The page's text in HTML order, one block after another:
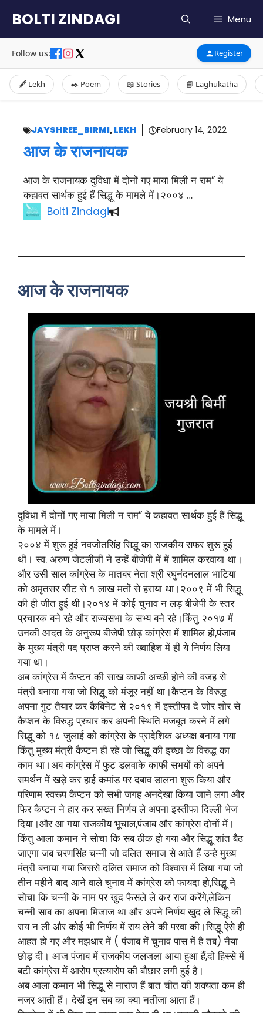
content
BOLTI ZINDAGI Menu
Follow us: Register
🖋️ Lekh ✒️ Poem 📖 Stories 📘 Laghukatha
JAYSHREE_BIRMI, LEKH February 14, 2022
आज के राजनायक
आज के राजनायक दुविधा में दोनों गए माया मिली न राम” ये
कहावत सार्थक हुई हैं सिद्धू के मामले में।२००४ …
Bolti Zindagi
आज के राजनायक
दुविधा में दोनों गए माया मिली न राम” ये कहावत सार्थक हुई हैं सिद्धू
के मामले में।
२००४ में शुरू हुई नवजोतसिंह सिद्धू का राजकीय सफर शुरू हुई
थी। स्व. अरुण जेटलीजी ने उन्हें बीजेपी में में शामिल करवाया था।
और उसी साल कांग्रेस के मातबर नेता श्री रघुनंदनलाल भाटिया
को अमृतसर सीट से १ लाख मतों से हराया था।२००९ में भी सिद्धू
की ही जीत हुई थी।२०१४ में कोई चुनाव न लड़ बीजेपी के स्तर
प्रचारक बने रहे और राज्यसभा के सभ्य बने रहे।किंतु २०१७ में
उनकी आदत के अनुरूप बीजेपी छोड़ कांग्रेस में शामिल हो,पंजाब
के मुख्य मंत्री पद प्राप्त करने की ख्वाहिश में ही ये निर्णय लिया
गया था।
अब कांग्रेस में कैप्टन की साख काफी अच्छी होने की वजह से
मंत्री बनाया गया जो सिद्धू को मंजूर नहीं था।कैप्टन के विरुद्ध
अपना गुट तैयार कर कैबिनेट से २०१९ में इस्तीफा दे जोर शोर से
कैप्शन के विरुद्ध प्रचार कर अपनी स्थिति मजबूत करने में लगे
सिद्धू को १८ जुलाई को कांग्रेस के प्रादेशिक अध्यक्ष बनाया गया
किंतु मुख्य मंत्री कैप्टन ही रहे जो सिद्धू की इच्छा के विरुद्ध का
काम था।अब कांग्रेस में फुट डलवाके काफी सभयों को अपने
समर्थन में खड़े कर हाई कमांड पर दबाव डालना शुरू किया और
परिणाम स्वरूप कैप्टन को सभी जगह अनदेखा किया जाने लगा और
फिर कैप्टन ने हार कर सख्त निर्णय ले अपना इस्तीफा दिल्ली भेज
दिया।और आ गया राजकीय भूचाल,पंजाब और कांग्रेस दोनों में।
किंतु आला कमान ने सोचा कि सब ठीक हो गया और सिद्धू शांत बैठ
जाएगा जब चरणसिंह चन्नी जो दलित समाज से आते हैं उन्हे मुख्य
मंत्री बनाया गया जिससे दलित समाज को विश्वास में लिया गया जो
तीन महीने बाद आने वाले चुनाव में कांग्रेस को फायदा हो,सिद्धू ने
सोचा कि चन्नी के नाम पर खुद फैसले ले कर राज करेंगे,लेकिन
चन्नी साब का अपना मिजाज था और अपने निर्णय खुद ले सिद्धू की
राय न ली और कोई भी निर्णय में राय लेने की परवा की।सिद्धू ऐसे ही
आहत हो गए और मझधार में ( पंजाब में चुनाव पास में है तब) नैया
छोड़ दी। आज पंजाब में राजकीय जलजला आया हुआ हैं,दो हिस्से में
बटी कांग्रेस में आरोप प्रत्यारोप की बौछार लगी हुई है।
अब आला कमान भी सिद्धू से नाराज हैं बात चीत की शक्यता कम ही
नजर आती हैं। देखें इन सब का क्या नतीजा आता हैं।